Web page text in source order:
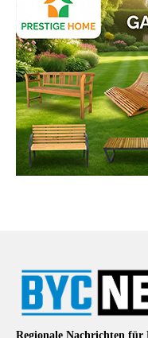
Regionale Nachrichten für